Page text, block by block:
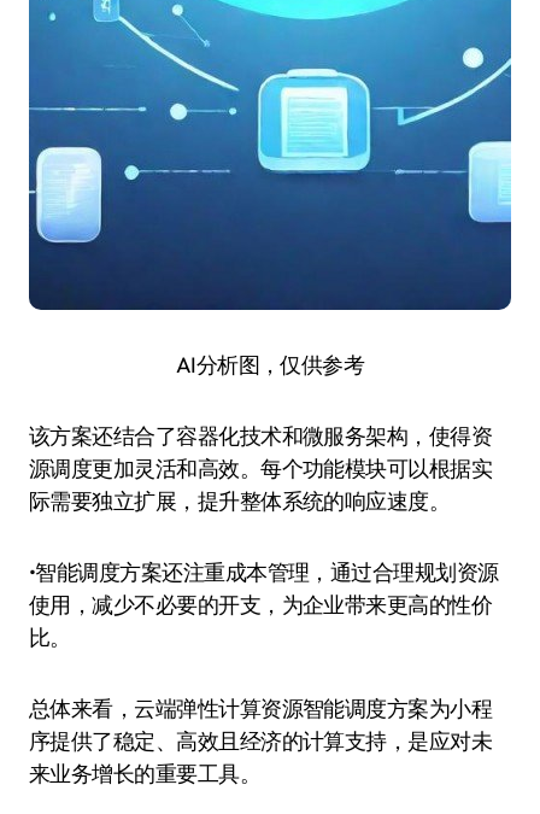
AI分析图，仅供参考
该方案还结合了容器化技术和微服务架构，使得资
源调度更加灵活和高效。每个功能模块可以根据实
际需要独立扩展，提升整体系统的响应速度。
•智能调度方案还注重成本管理，通过合理规划资源
使用，减少不必要的开支，为企业带来更高的性价
比。
总体来看，云端弹性计算资源智能调度方案为小程
序提供了稳定、高效且经济的计算支持，是应对未
来业务增长的重要工具。